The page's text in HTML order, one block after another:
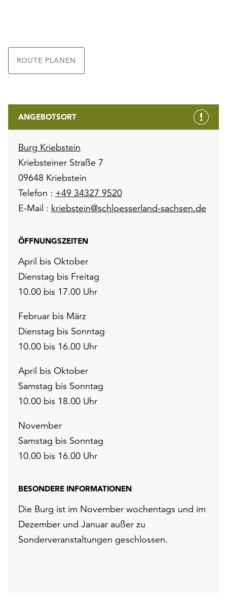
ROUTE PLANEN
ANGEBOTSORT
Burg Kriebstein
Kriebsteiner Straße 7
09648 Kriebstein
Telefon : +49 34327 9520
E-Mail : kriebstein@schloesserland-sachsen.de
ÖFFNUNGSZEITEN
April bis Oktober
Dienstag bis Freitag
10.00 bis 17.00 Uhr
Februar bis März
Dienstag bis Sonntag
10.00 bis 16.00 Uhr
April bis Oktober
Samstag bis Sonntag
10.00 bis 18.00 Uhr
November
Samstag bis Sonntag
10.00 bis 16.00 Uhr
BESONDERE INFORMATIONEN
Die Burg ist im November wochentags und im
Dezember und Januar außer zu
Sonderveranstaltungen geschlossen.